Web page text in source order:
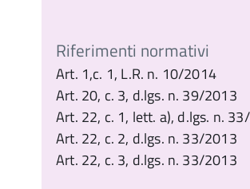
Riferimenti normativi
Art. 1,c. 1, L.R. n. 10/2014
Art. 20, c. 3, d.lgs. n. 39/2013
Art. 22, c. 1, lett. a), d.lgs. n.
Art. 22, c. 2, d.lgs. n. 33/2013
Art. 22, c. 3, d.lgs. n. 33/2013